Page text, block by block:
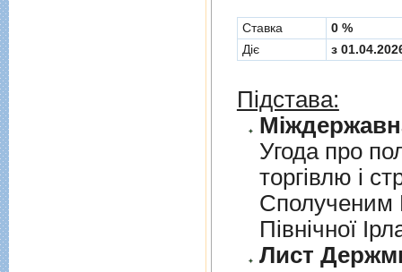
Cтавка
0 %
Діє
з
Підстава:
Угода про
торгiвлю i
Сполученим
Пiвнiчної
Лист